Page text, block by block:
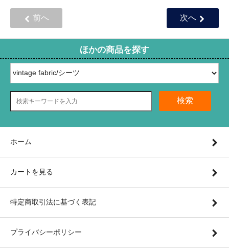
前へ 次へ
ほかの商品を探す
検索
ホーム
カートを見る
特定商取引法に基づく表記
プライバシーポリシー